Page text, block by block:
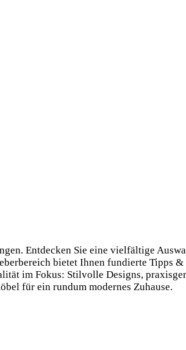
Entdecken Sie eine vielfältige
bietet Ihnen fundierte Tipps
im Fokus: Stilvolle Designs,
für ein rundum modernes Zuhause.